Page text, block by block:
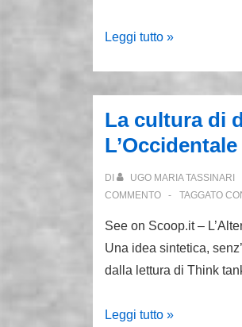
Napolitano,
banda:
il
trionfo
di
Leggi tutto »
La cultura di
L’Occidentale
DI UGO MARIA TASSINARI
COMMENTO
TAGGATO
See on Scoop.it –
Una idea sintetica,
dalla lettura di Think
La
Leggi tutto »